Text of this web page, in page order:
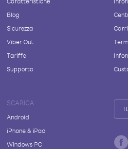
Blog
Sicurezza
Viber Out
Tariffe
Supporto
SCARICA
Android
iPhone & iPad
Windows PC